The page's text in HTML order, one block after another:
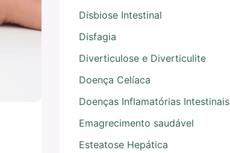
Disbiose Intestinal
Disfagia
Diverticulose e Diverticulite
Doença Celíaca
Doenças Inflamatórias Intestinais
Emagrecimento saudável
Esteatose Hepática